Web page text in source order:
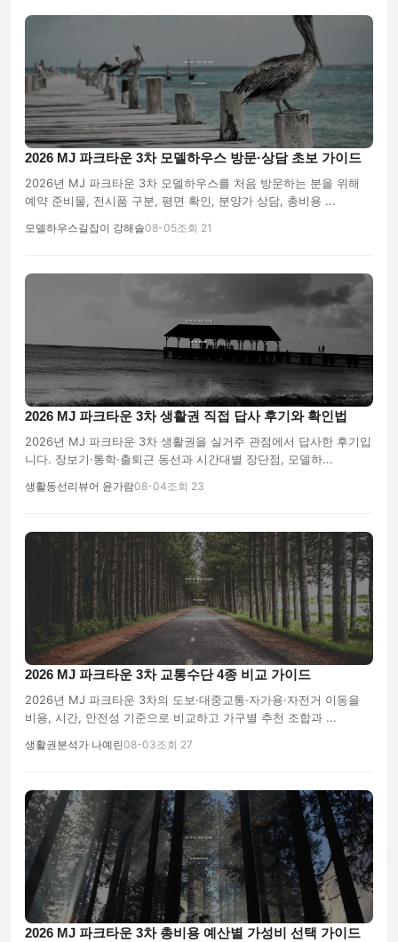
2026 MJ 파크타운 3차 모델하우스 방문·상담 초보 가이드
2026년 MJ 파크타운 3차 모델하우스를 처음 방문하는 분을 위해
예약 준비물, 전시품 구분, 평면 확인, 분양가 상담, 총비용 ...
모델하우스길잡이 강해솔08-05조회 21
2026 MJ 파크타운 3차 생활권 직접 답사 후기와 확인법
2026년 MJ 파크타운 3차 생활권을 실거주 관점에서 답사한 후기입
니다. 장보기·통학·출퇴근 동선과 시간대별 장단점, 모델하...
생활동선리뷰어 윤가람08-04조회 23
2026 MJ 파크타운 3차 교통수단 4종 비교 가이드
2026년 MJ 파크타운 3차의 도보·대중교통·자가용·자전거 이동을
비용, 시간, 안전성 기준으로 비교하고 가구별 추천 조합과 ...
생활권분석가 나예린08-03조회 27
2026 MJ 파크타운 3차 총비용 예산별 가성비 선택 가이드